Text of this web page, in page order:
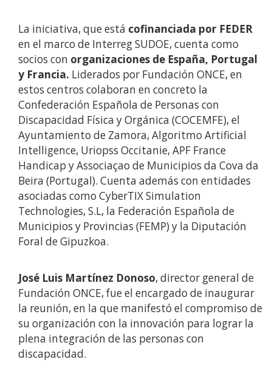
La iniciativa, que está cofinanciada por FEDER
en el marco de Interreg SUDOE, cuenta como
socios con organizaciones de España, Portugal
y Francia. Liderados por Fundación ONCE, en
estos centros colaboran en concreto la
Confederación Española de Personas con
Discapacidad Física y Orgánica (COCEMFE), el
Ayuntamiento de Zamora, Algoritmo Artificial
Intelligence, Uriopss Occitanie, APF France
Handicap y Associaçao de Municipios da Cova da
Beira (Portugal). Cuenta además con entidades
asociadas como CyberTIX Simulation
Technologies, S.L, la Federación Española de
Municipios y Provincias (FEMP) y la Diputación
Foral de Gipuzkoa.
José Luis Martínez Donoso, director general de
Fundación ONCE, fue el encargado de inaugurar
la reunión, en la que manifestó el compromiso de
su organización con la innovación para lograr la
plena integración de las personas con
discapacidad.